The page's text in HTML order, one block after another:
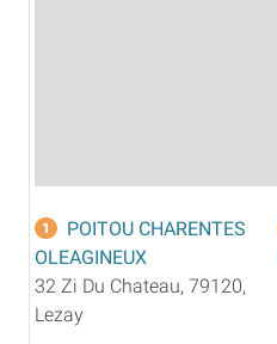
1
POITOU CHARENTES
OLEAGINEUX
32 Zi Du Chateau, 79120,
Lezay